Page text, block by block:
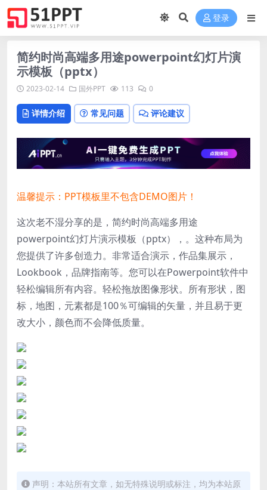
登录
简约时尚高端多用途powerpoint幻灯片演
示模板（pptx）
2023-02-14 国外PPT 113 0
详情介绍 常见问题 评论建议
温馨提示：PPT模板里不包含DEMO图片！
这次老不湿分享的是，简约时尚高端多用途
powerpoint幻灯片演示模板（pptx）， 。 这种布局为
您提供了许多创造力。 非常适合演示，作品集展示，
Lookbook，品牌指南等。 您可以在Powerpoint软件中
轻松编辑所有内容。 轻松拖放图像形状。 所有形状，图
标，地图，元素都是100％可编辑的矢量，并且易于更
改大小，颜色而不会降低质量。
声明：本站所有文章，如无特殊说明或标注，均为本站原